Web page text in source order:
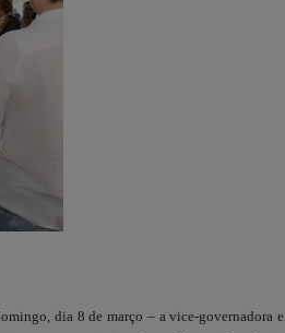
dia 8 de março – a vice-governadora e